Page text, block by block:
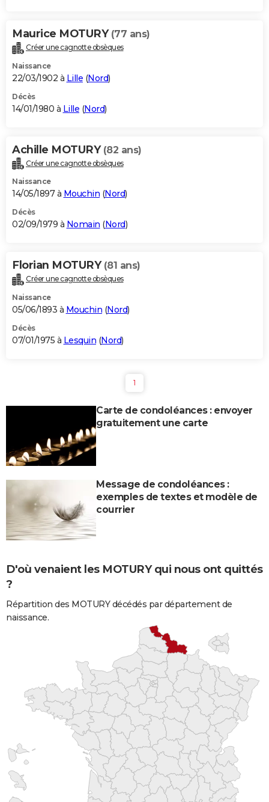
Maurice MOTURY (77 ans)
Créer une cagnotte obsèques
Naissance
22/03/1902 à Lille (Nord)
Décès
14/01/1980 à Lille (Nord)
Achille MOTURY (82 ans)
Créer une cagnotte obsèques
Naissance
14/05/1897 à Mouchin (Nord)
Décès
02/09/1979 à Nomain (Nord)
Florian MOTURY (81 ans)
Créer une cagnotte obsèques
Naissance
05/06/1893 à Mouchin (Nord)
Décès
07/01/1975 à Lesquin (Nord)
1
Carte de condoléances : envoyer
gratuitement une carte
Message de condoléances :
exemples de textes et modèle de
courrier
D'où venaient les MOTURY qui nous ont quittés
?
Répartition des MOTURY décédés par département de
naissance.